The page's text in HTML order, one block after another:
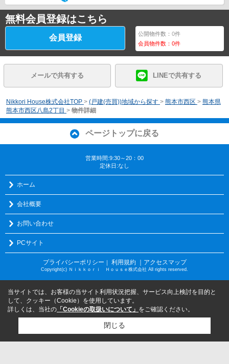
無料会員登録はこちら
会員登録 公開物件数：0件
会員物件数：0件
メールで共有する LINEで共有する
Nikkori House株式会社TOP > (戸建(売買))地域から探す > 熊本市西区 > 熊本県
熊本市西区八島2丁目 > 物件詳細
ページトップに戻る
営業時間:9:30～20：00
定休日:なし
ホーム
会社概要
お問い合わせ
PCサイト
プライバシーポリシー ｜ 利用規約 ｜アクセスマップ
Copyright(c) Ｎｉｋｋｏｒｉ Ｈｏｕｓｅ株式会社 All rights reserved.
当サイトでは、お客様の当サイト利用状況把握、サービス向上検討を目的と
して、クッキー（Cookie）を使用しています。
詳しくは、当社の 「Cookieの取扱いについて」 をご確認ください。
閉じる